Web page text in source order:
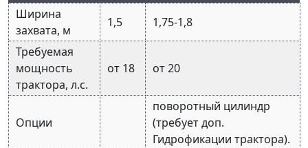
Ширина
захвата, м
1,5
1,75-1,8
Требуемая
мощность
трактора, л.с.
от 18 от 20
Опции
поворотный цилиндр
(требует доп.
Гидрофикации трактора).